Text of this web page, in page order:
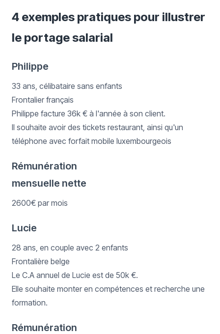
4 exemples pratiques pour illustrer
le portage salarial
Philippe
33 ans, célibataire sans enfants
Frontalier français
Philippe facture 36k € à l'année à son client.
Il souhaite avoir des tickets restaurant, ainsi qu'un
téléphone avec forfait mobile luxembourgeois
Rémunération
mensuelle nette
2600€ par mois
Lucie
28 ans, en couple avec 2 enfants
Frontalière belge
Le C.A annuel de Lucie est de 50k €.
Elle souhaite monter en compétences et recherche une
formation.
Rémunération